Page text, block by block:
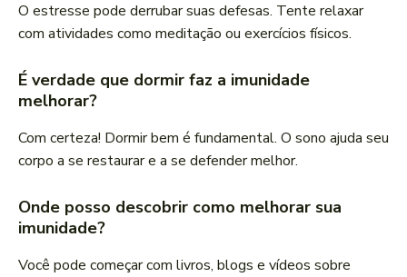
O estresse pode derrubar suas defesas. Tente relaxar
com atividades como meditação ou exercícios físicos.
É verdade que dormir faz a imunidade
melhorar?
Com certeza! Dormir bem é fundamental. O sono ajuda seu
corpo a se restaurar e a se defender melhor.
Onde posso descobrir como melhorar sua
imunidade?
Você pode começar com livros, blogs e vídeos sobre